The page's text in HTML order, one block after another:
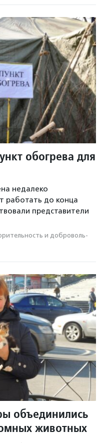
обогрева для
недалеко
работать до конца
представители
и доброволь­
объединились
животных